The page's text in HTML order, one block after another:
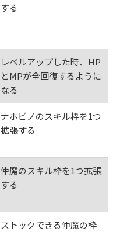
する
レベルアップした時、HP
とMPが全回復するように
なる
ナホビノのスキル枠を1つ
拡張する
仲魔のスキル枠を1つ拡張
する
ストックできる仲魔の枠